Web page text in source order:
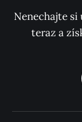
Nenechajte si
teraz a